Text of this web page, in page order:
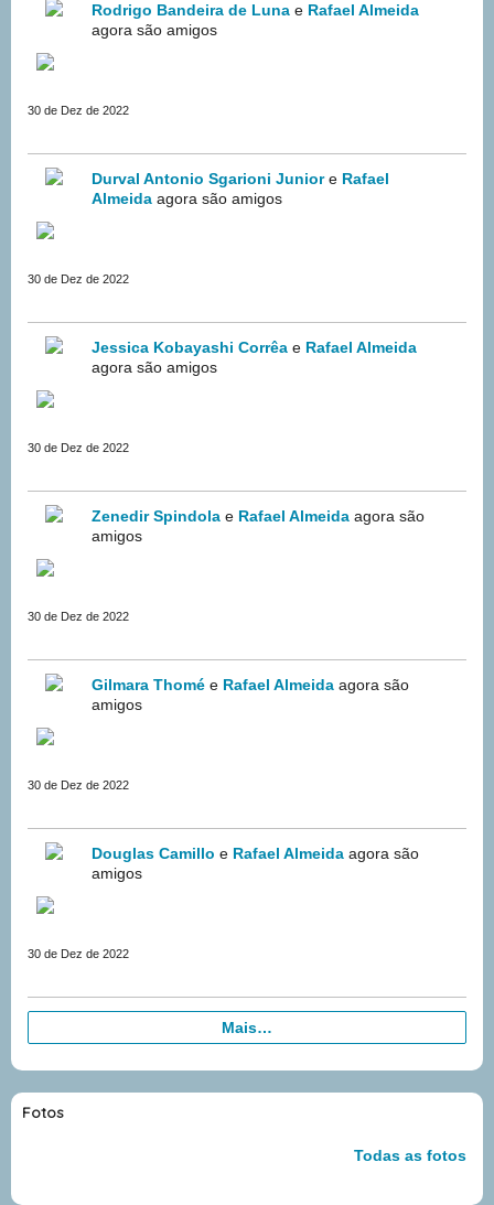
Rodrigo Bandeira de Luna e Rafael Almeida
agora são amigos
30 de Dez de 2022
Durval Antonio Sgarioni Juniore Rafael
Almeida agora são amigos
30 de Dez de 2022
Jessica Kobayashi Corrêa e Rafael Almeida
agora são amigos
30 de Dez de 2022
Zenedir Spindola e Rafael Almeida agora são
amigos
30 de Dez de 2022
Gilmara Thomé e Rafael Almeida agora são
amigos
30 de Dez de 2022
Douglas Camillo e Rafael Almeida agora são
amigos
30 de Dez de 2022
Mais…
Fotos
Todas as fotos